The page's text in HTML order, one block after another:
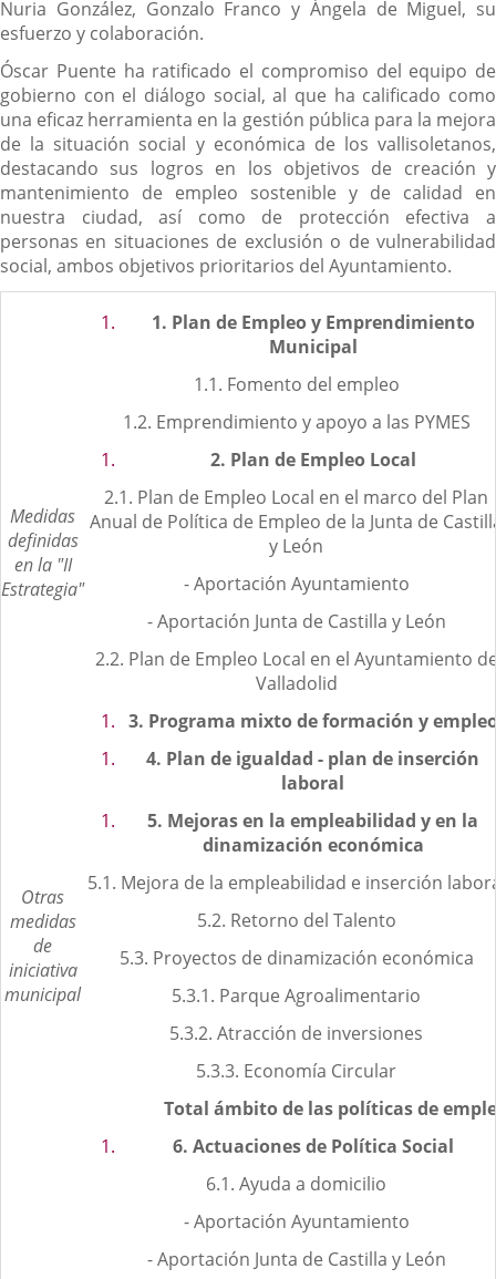
Nuria González, Gonzalo Franco y Ángela de Miguel, su
esfuerzo y colaboración.
Óscar Puente ha ratificado el compromiso del equipo de
gobierno con el diálogo social, al que ha calificado como
una eficaz herramienta en la gestión pública para la mejora
de la situación social y económica de los vallisoletanos,
destacando sus logros en los objetivos de creación y
mantenimiento de empleo sostenible y de calidad en
nuestra ciudad, así como de protección efectiva a
personas en situaciones de exclusión o de vulnerabilidad
social, ambos objetivos prioritarios del Ayuntamiento.
Medidas
definidas
en la "II
Estrategia"
1. Plan de Empleo y Emprendimiento
Municipal
1.1. Fomento del empleo
1.2. Emprendimiento y apoyo a las PYMES
2. Plan de Empleo Local
2.1. Plan de Empleo Local en el marco del Plan
Anual de Política de Empleo de la Junta de
y León
- Aportación Ayuntamiento
- Aportación Junta de Castilla y León
2.2. Plan de Empleo Local en el Ayuntamiento
Valladolid
3. Programa mixto de formación y
4. Plan de igualdad - plan de inserción
laboral
Otras
medidas
de
iniciativa
municipal
5. Mejoras en la empleabilidad y en la
dinamización económica
5.1. Mejora de la empleabilidad e inserción
5.2. Retorno del Talento
5.3. Proyectos de dinamización económica
5.3.1. Parque Agroalimentario
5.3.2. Atracción de inversiones
5.3.3. Economía Circular
Total ámbito de las políticas de
6. Actuaciones de Política Social
6.1. Ayuda a domicilio
- Aportación Ayuntamiento
- Aportación Junta de Castilla y León